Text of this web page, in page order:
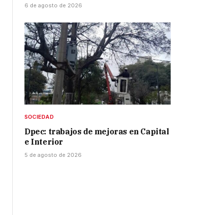
6 de agosto de 2026
SOCIEDAD
Dpec: trabajos de mejoras en Capital
e Interior
5 de agosto de 2026